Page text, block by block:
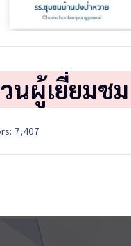
นผู้เยี่ยมชม
7,407